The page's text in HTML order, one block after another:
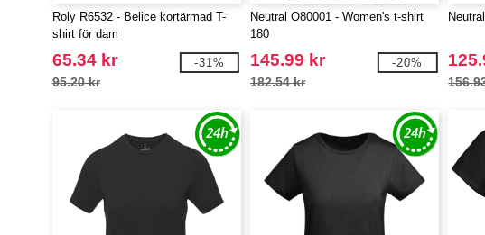
Roly R6532 - Belice kortärmad T-
shirt för dam
65.34 kr
95.20 kr
-31%
Neutral O80001 - Women's t-shirt
180
145.99 kr
182.54 kr
-20%